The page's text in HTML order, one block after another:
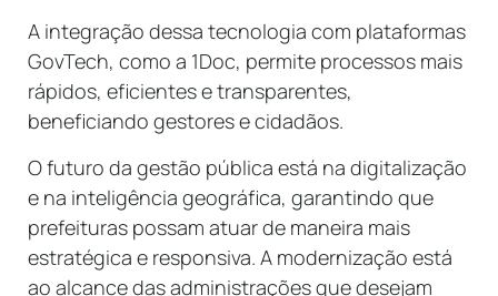
A integração dessa tecnologia com plataformas
GovTech, como a 1Doc, permite processos mais
rápidos, eficientes e transparentes,
beneficiando gestores e cidadãos.
O futuro da gestão pública está na digitalização
e na inteligência geográfica, garantindo que
prefeituras possam atuar de maneira mais
estratégica e responsiva. A modernização está
ao alcance das administrações que desejam